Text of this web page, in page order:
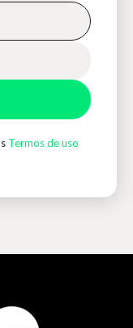
Termos de uso